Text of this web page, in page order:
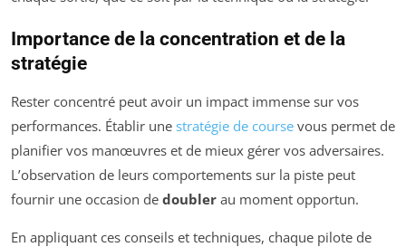
Importance de la concentration et de la
stratégie
Rester concentré peut avoir un impact immense sur vos
performances. Établir une stratégie de course vous permet de
planifier vos manœuvres et de mieux gérer vos adversaires.
L’observation de leurs comportements sur la piste peut
fournir une occasion de doubler au moment opportun.
En appliquant ces conseils et techniques, chaque pilote de